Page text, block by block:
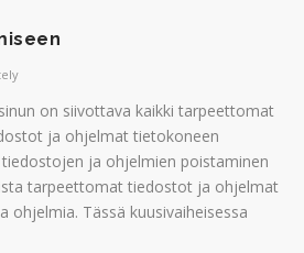
on siivottava kaikki tarpeettomat
ja ohjelmat tietokoneen
ja ohjelmien poistaminen
tarpeettomat tiedostot ja ohjelmat
Tässä kuusivaiheisessa